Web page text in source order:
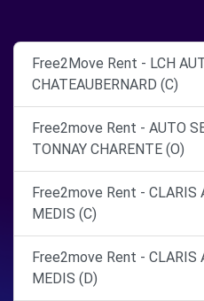
Free2Move Rent - LCH
CHATEAUBERNARD (C)
Free2move Rent - AUTO
TONNAY CHARENTE (O)
Free2move Rent - CLARIS
MEDIS (C)
Free2move Rent - CLARIS
MEDIS (D)